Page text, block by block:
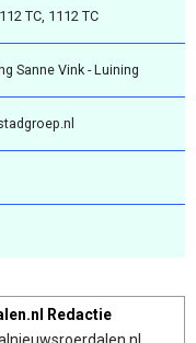
TC, 1112 TC
Sanne Vink - Luining
Redactie